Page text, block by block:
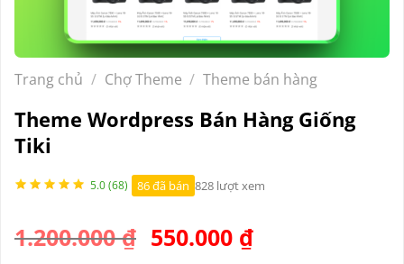
Trang chủ / Chợ Theme / Theme bán hàng
Theme Wordpress Bán Hàng Giống
Tiki
5.0 (68) 86 đã bán 828 lượt xem
1.200.000₫ Giá
550.000 ₫Giá